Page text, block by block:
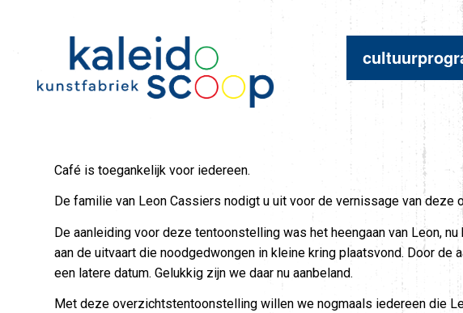
Café is toegankelijk voor iedereen.
De familie van Leon Cassiers nodigt u uit voor de vernissage van deze
De aanleiding voor deze tentoonstelling was het heengaan van Leon,
aan de uitvaart die noodgedwongen in kleine kring plaatsvond. Door
een latere datum. Gelukkig zijn we daar nu aanbeland.
Met deze overzichtstentoonstelling willen we nogmaals iedereen die